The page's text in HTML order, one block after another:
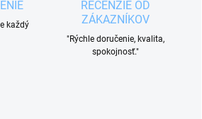
každý
RECENZIE OD
ZÁKAZNÍKOV
"Rýchle doručenie, kvalita,
spokojnosť."